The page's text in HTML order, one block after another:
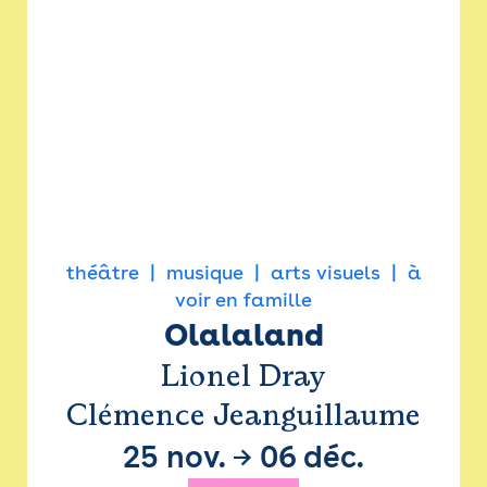
théâtre musique arts visuels
à
voir en famille
Olalaland
Lionel Dray
Clémence Jeanguillaume
25 nov. → 06 déc.